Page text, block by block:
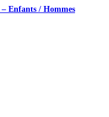
Enfants / Hommes